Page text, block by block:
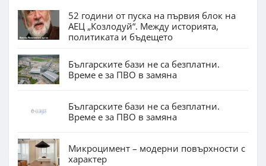
52 години от пуска на първия блок на
АЕЦ „Козлодуй“. Между историята,
политиката и бъдещето
Българските бази не са безплатни.
Време е за ПВО в замяна
Българските бази не са безплатни.
Време е за ПВО в замяна
Микроцимент – модерни повърхности с
характер